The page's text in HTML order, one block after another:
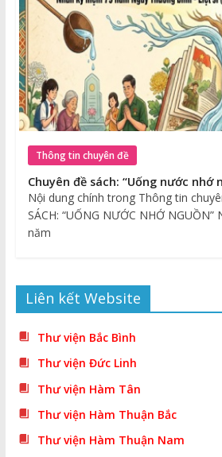
Thông tin chuyên đề
Chuyên đề sách: “Uống nước nhớ
Nội dung chính trong Thông tin
SÁCH: “UỐNG NƯỚC NHỚ NGUỒN”
năm
Liên kết Website
Thư viện Bắc Bình
Thư viện Đức Linh
Thư viện Hàm Tân
Thư viện Hàm Thuận Bắc
Thư viện Hàm Thuận Nam